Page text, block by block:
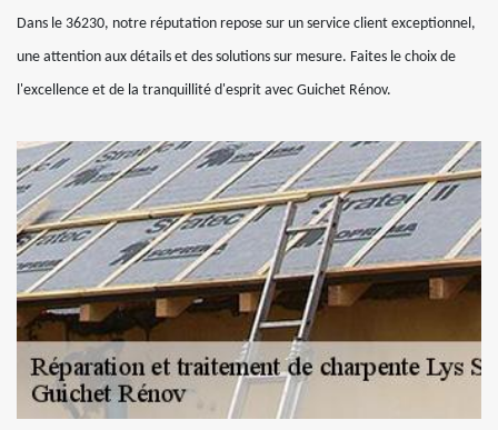
Dans le 36230, notre réputation repose sur un service client exceptionnel,
une attention aux détails et des solutions sur mesure. Faites le choix de
l'excellence et de la tranquillité d'esprit avec Guichet Rénov.